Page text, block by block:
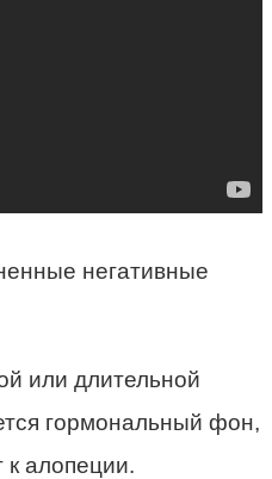
негативные
или длительной
гормональный фон,
к алопеции.